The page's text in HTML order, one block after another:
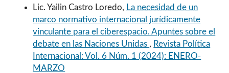
Lic. Yailin Castro Loredo, La necesidad de un
marco normativo internacional jurídicamente
vinculante para el ciberespacio. Apuntes sobre el
debate en las Naciones Unidas , Revista Política
Internacional: Vol. 6 Núm. 1 (2024): ENERO-
MARZO